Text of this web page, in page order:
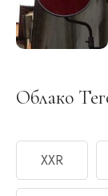
Облако
XXR